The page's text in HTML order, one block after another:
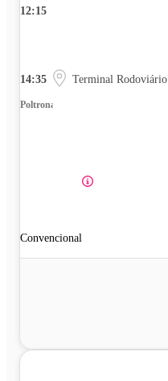
12:15
14:35 Terminal
Poltrona
Convencional